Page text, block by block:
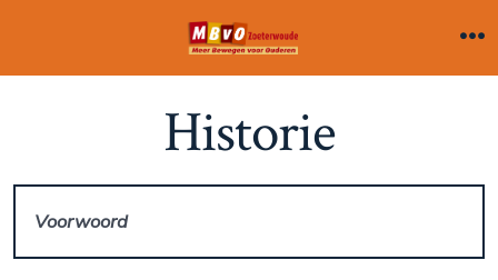
e
Historie
Voorwoord